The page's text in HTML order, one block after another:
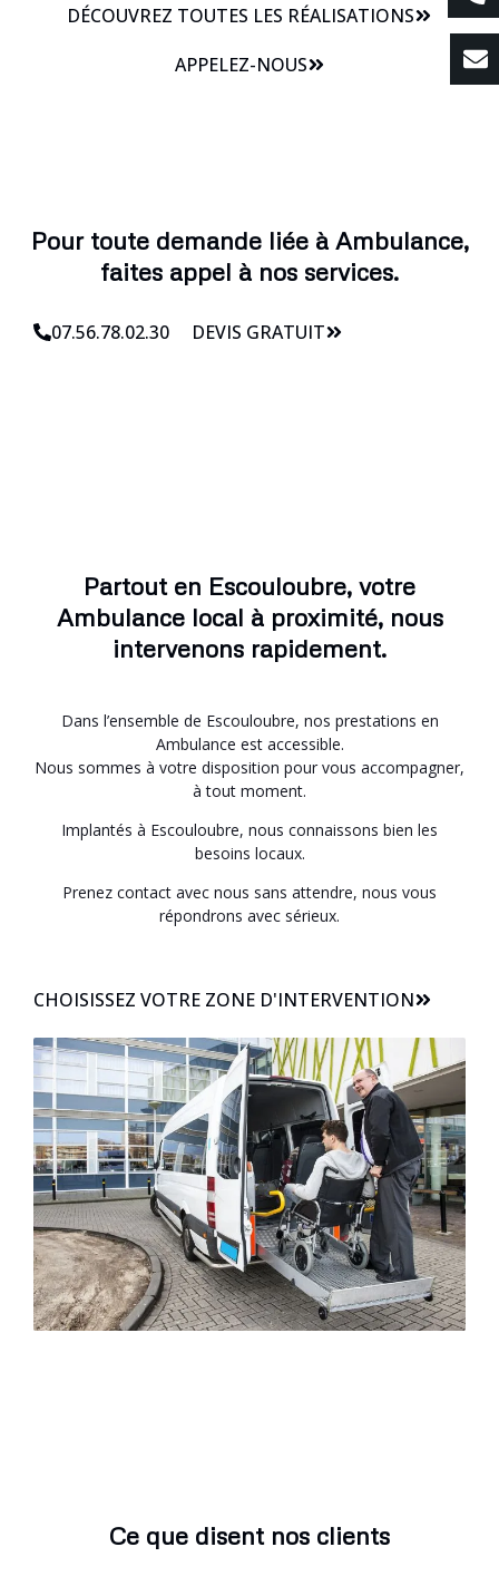
DÉCOUVREZ TOUTES LES RÉALISATIONS
APPELEZ-NOUS
Pour toute demande liée à Ambulance,
faites appel à nos services.
07.56.78.02.30 DEVIS GRATUIT
Partout en Escouloubre, votre
Ambulance local à proximité, nous
intervenons rapidement.
Dans l’ensemble de Escouloubre, nos prestations en
Ambulance est accessible.
Nous sommes à votre disposition pour vous accompagner,
à tout moment.
Implantés à Escouloubre, nous connaissons bien les
besoins locaux.
Prenez contact avec nous sans attendre, nous vous
répondrons avec sérieux.
CHOISISSEZ VOTRE ZONE D'INTERVENTION
Ce que disent nos clients